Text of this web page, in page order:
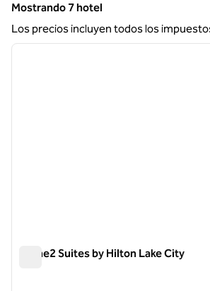
Mostrando 7 hotel
Mostrando 7 hotel
Los precios incluyen todos los
1 de 12
Home2 Suites by Hilton Lake City